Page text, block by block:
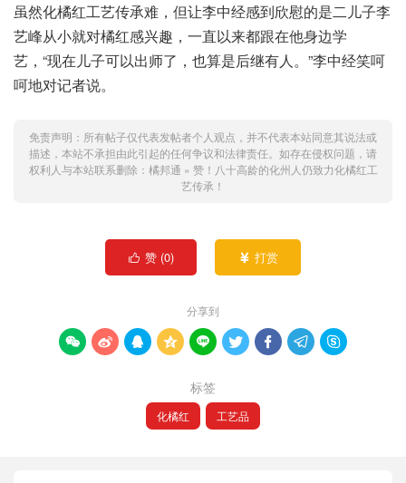
虽然化橘红工艺传承难，但让李中经感到欣慰的是二儿子李
艺峰从小就对橘红感兴趣，一直以来都跟在他身边学
艺，“现在儿子可以出师了，也算是后继有人。”李中经笑呵
呵地对记者说。
免责声明：所有帖子仅代表发帖者个人观点，并不代表本站同意其说法或
描述，本站不承担由此引起的任何争议和法律责任。如存在侵权问题，请
权利人与本站联系删除： 橘邦通 » 赞！八十高龄的化州人仍致力化橘红工
艺传承！
 赞 (0)  打赏
分享到
        
标签
化橘红 工艺品